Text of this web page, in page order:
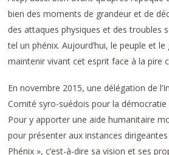
bien des moments de grandeur et de
des attaques physiques et des troubles
tel un phénix. Aujourd’hui, le peuple et
maintenir vivant cet esprit face à la pire
En novembre 2015, une délégation de
Comité syro-suédois pour la démocratie
Pour y apporter une aide humanitaire
pour présenter aux instances
Phénix », c’est-à-dire sa vision et ses